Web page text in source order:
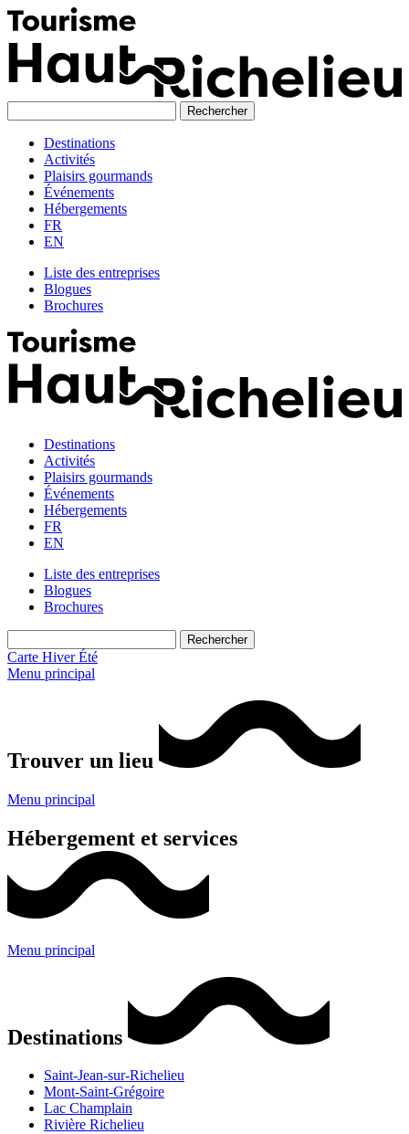
Skip
to
content
Destinations
Activités
Plaisirs gourmands
Événements
Hébergements
FR
EN
Liste des entreprises
Blogues
Brochures
Destinations
Activités
Plaisirs gourmands
Événements
Hébergements
FR
EN
Liste des entreprises
Blogues
Brochures
Carte Hiver Été
Menu principal
Trouver un lieu
Menu principal
Hébergement et services
Menu principal
Destinations
Saint-Jean-sur-Richelieu
Mont-Saint-Grégoire
Lac Champlain
Rivière Richelieu